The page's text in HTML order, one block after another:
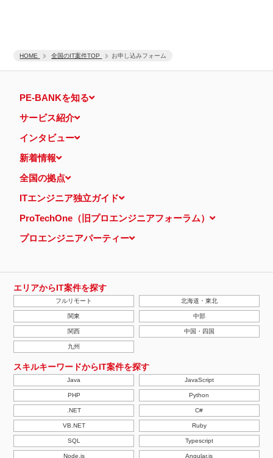
HOME 全国のIT案件TOP お申し込みフォーム
的の通知・開示・内容の訂正・追加または削除・利用の停止・消去
認定個人情報保護団体の名称および、苦情の解決の申出先
一般社団法人日本個人情報管理協会（JAPiCO）
相談・苦情受付窓口
ル泉岳寺前
本人が容易に認識できない方法による個人情報の取得
当ウェブサイトでは、広告配信事業者が提供するプログラムを利用
し、特定のサイトにおいて行動ターゲティング広告（サイト閲覧情
報などをもとにユーザーの興味・関心にあわせて広告を配信する広
告手法）を行っております。 その際、ユーザーのサイト訪問履歴
情報を採取するためCookieを使用しています（ただし、個人を特
定・識別できるような情報は一切含まれておりません）。
正、その他個人情報の安全管理のために必要かつ適切な措置を講じ
ます。
当社の個人情報の取扱いに関する苦情、相談等の問合せ先
株式会社ＰＥ－ＢＡＮＫ 個人情報相談窓口
FAX：03-3446-4180
Email：privacy@mcea.co.jp
【2019年10月7日 改訂】
PE-BANKを知る
サービス紹介
インタビュー
新着情報
全国の拠点
ITエンジニア独立ガイド
ProTechOne（旧プロエンジニアフォーラム）
プロエンジニアパーティー
エリアからIT案件を探す
フルリモート 北海道・東北
関東 中部
関西 中国・四国
九州
スキルキーワードからIT案件を探す
Java JavaScript
PHP Python
.NET C#
VB.NET Ruby
SQL Typescript
Node.js Angular.js